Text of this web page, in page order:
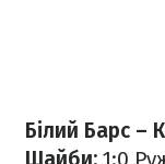
Білий Барс –